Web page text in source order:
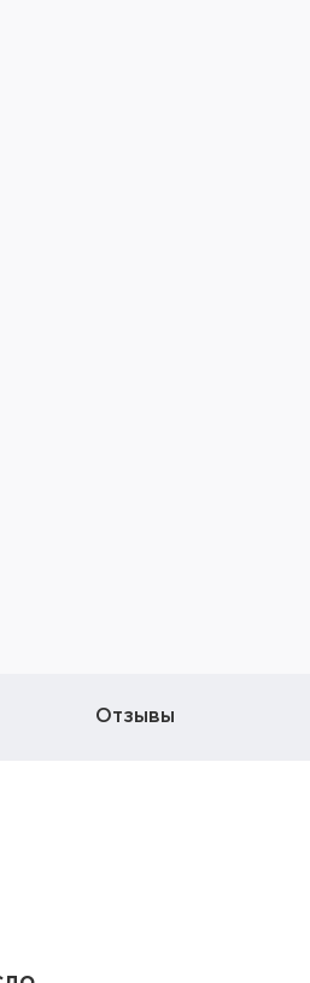
Отзывы